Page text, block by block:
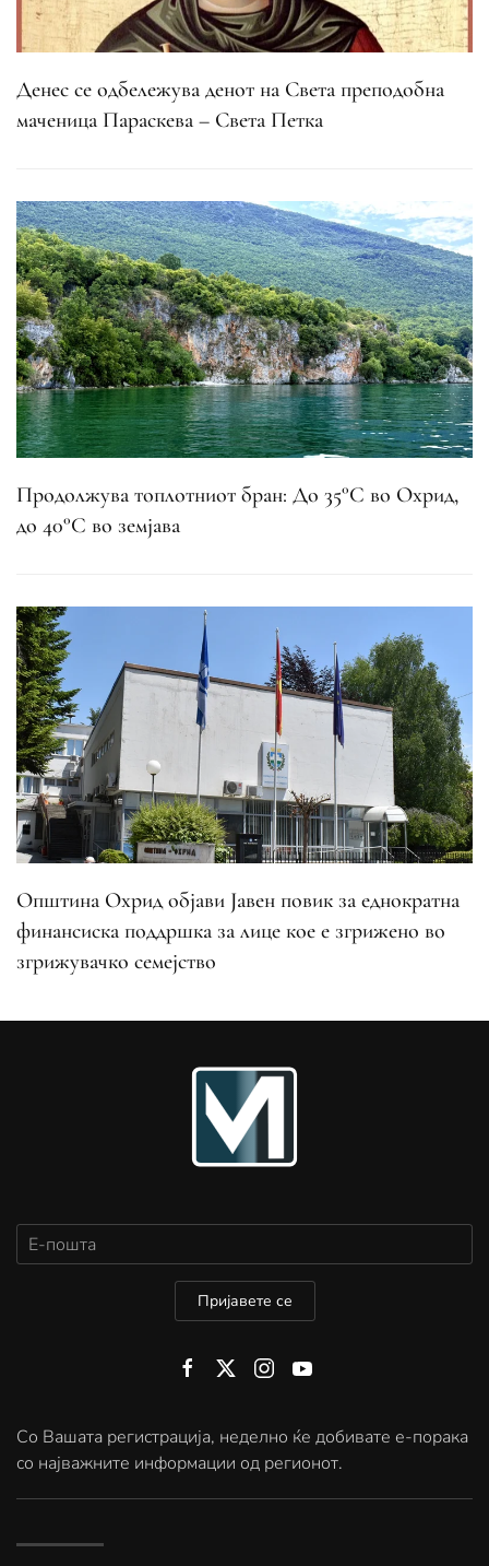
Денес се одбележува денот на Света преподобна
маченица Параскева – Света Петка
Продолжува топлотниот бран: До 35°C во Охрид,
до 40°C во земјава
Општина Охрид објави Јавен повик за еднократна
финансиска поддршка за лице кое е згрижено во
згрижувачко семејство
Пријавете се
Со Вашата регистрација, неделно ќе добивате е-порака
со најважните информации од регионот.